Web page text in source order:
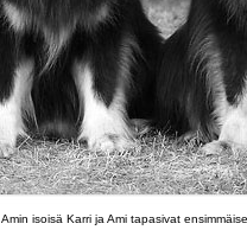
Amin isoisä Karri ja Ami tapasivat